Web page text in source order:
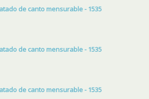
de canto mensurable - 1535
de canto mensurable - 1535
de canto mensurable - 1535